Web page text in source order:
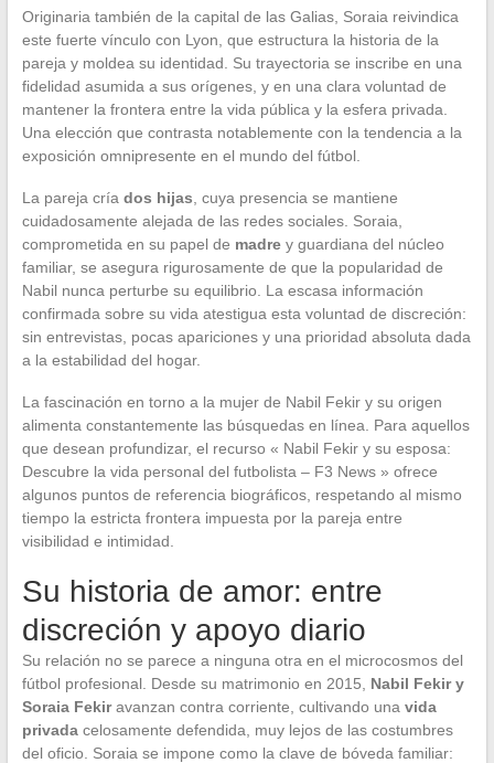
Originaria también de la capital de las Galias, Soraia reivindica
este fuerte vínculo con Lyon, que estructura la historia de la
pareja y moldea su identidad. Su trayectoria se inscribe en una
fidelidad asumida a sus orígenes, y en una clara voluntad de
mantener la frontera entre la vida pública y la esfera privada.
Una elección que contrasta notablemente con la tendencia a la
exposición omnipresente en el mundo del fútbol.
La pareja cría dos hijas , cuya presencia se mantiene
cuidadosamente alejada de las redes sociales. Soraia,
comprometida en su papel de madrey guardiana del núcleo
familiar, se asegura rigurosamente de que la popularidad de
Nabil nunca perturbe su equilibrio. La escasa información
confirmada sobre su vida atestigua esta voluntad de discreción:
sin entrevistas, pocas apariciones y una prioridad absoluta dada
a la estabilidad del hogar.
La fascinación en torno a la mujer de Nabil Fekir y su origen
alimenta constantemente las búsquedas en línea. Para aquellos
que desean profundizar, el recurso « Nabil Fekir y su esposa:
Descubre la vida personal del futbolista – F3 News » ofrece
algunos puntos de referencia biográficos, respetando al mismo
tiempo la estricta frontera impuesta por la pareja entre
visibilidad e intimidad.
Su historia de amor: entre
discreción y apoyo diario
Su relación no se parece a ninguna otra en el microcosmos del
fútbol profesional. Desde su matrimonio en 2015, Nabil Fekir y
Soraia Fekiravanzan contra corriente, cultivando una vida
privadacelosamente defendida, muy lejos de las costumbres
del oficio. Soraia se impone como la clave de bóveda familiar: